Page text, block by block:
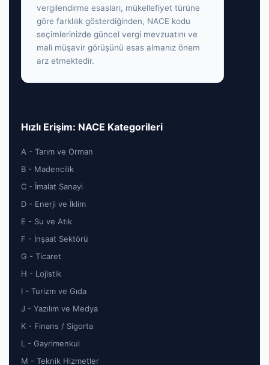
vergilendirme esasları, mükellefiyet türüne
göre farklılık gösterdiğinden, NACE kodu
seçimlerinizde güncel vergi mevzuatını ve
mali müşavir görüşünü esas almanız önem
arz etmektedir.
Hızlı Erişim: NACE Kategorileri
A - Tarım ve Orman
B - Madencilik
C - İmalat Sanayi
D - Enerji ve İklim
E - Su ve Atık
F - İnşaat Sektörü
G - Ticaret
H - Lojistik
I - Turizm ve Gıda
J - Yazılım ve Medya
K - Finans / Sigorta
L - Gayrimenkul
M - Teknik Hizmetler